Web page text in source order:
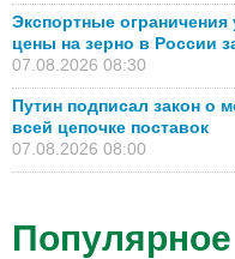
Экспортные
цены на зерно в России
07.08.2026 08:30
Путин подписал закон о
всей цепочке поставок
07.08.2026 08:00
Популярное